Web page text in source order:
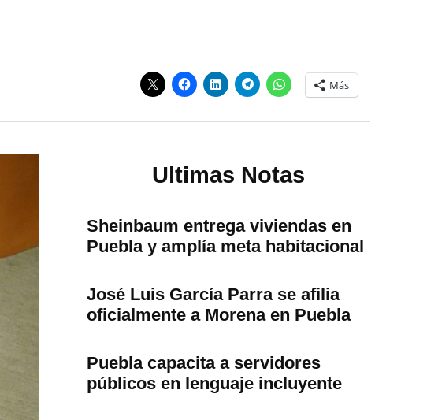
Más
Ultimas Notas
Sheinbaum entrega viviendas en
Puebla y amplía meta habitacional
José Luis García Parra se afilia
oficialmente a Morena en Puebla
Puebla capacita a servidores
públicos en lenguaje incluyente